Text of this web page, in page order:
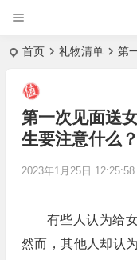
首页 礼物清单 第
第一次见面送
生要注意什么？
2023年1月25日 12:25:58
有些人认为给
然而，其他人却认